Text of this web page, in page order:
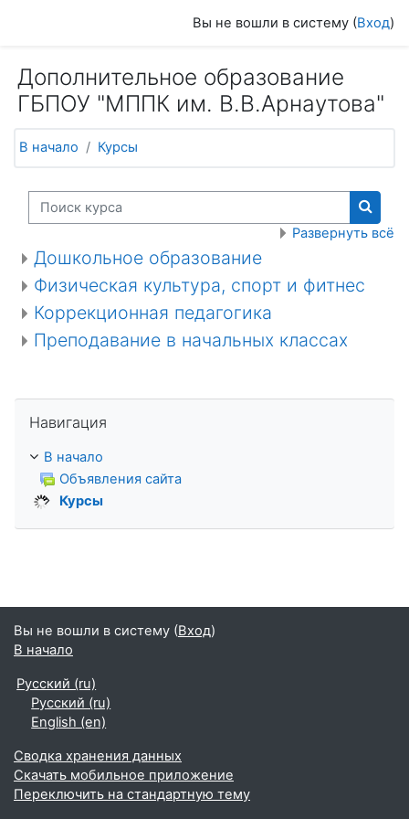
Вы не вошли в систему (Вход)
Дополнительное образование
ГБПОУ "МППК им. В.В.Арнаутова"
В начало Курсы
Поиск курса
Поиск
Развернуть всё
Дошкольное образование
Физическая культура, спорт и фитнес
Коррекционная педагогика
Преподавание в начальных классах
Навигация
В начало
Объявления сайта
Курсы
Вы не вошли в систему (Вход)
В начало
Русский ‎(ru)‎
Русский ‎(ru)‎
English ‎(en)‎
Сводка хранения данных
Скачать мобильное приложение
Переключить на стандартную тему